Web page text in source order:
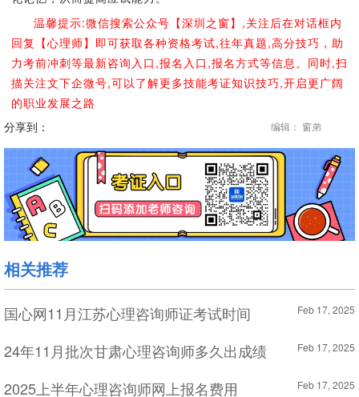
温馨提示:微信搜索公众号【深圳之窗】,关注后在对话框内
回复【心理师】即可获取各种资格考试,往年真题,高分技巧，助
力考前冲刺等最新咨询入口,报名入口,报名方式等信息。同时,扫
描关注文下企微号,可以了解更多技能考证知识技巧,开启更广阔
的职业发展之路
分享到：
编辑： 窗弟
相关推荐
国心网11月江苏心理咨询师证考试时间 Feb 17, 2025
24年11月批次甘肃心理咨询师多久出成绩 Feb 17, 2025
2025上半年心理咨询师网上报名费用 Feb 17, 2025